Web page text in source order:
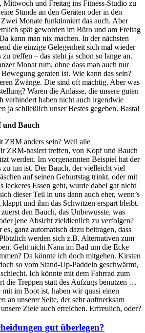
Mittwoch und Freitag ins Fitness-Studio zu
Stunde an den Geräten oder in den
Monate funktioniert das auch. Aber
spät geworden im Büro und am Freitag
kann man nix machen. In der nächsten
die einzige Gelegenheit sich mal wieder
treffen – das steht ja schon so lange an.
Monat rum, ohne dass man auch nur
geraten ist. Wie kann das sein?
Zwänge. Die sind oft mächtig. Aber was
Waren die Anlässe, die unsere guten
verhindert haben nicht auch irgendwie
ja schließlich unser Bestes gegeben. Basta!
Bauch
ZRM anders sein? Weil alle
ZRM-basiert treffen, von Kopf und Bauch
werden. Im vorgenannten Beispiel hat der
zu tun ist. Der Bauch, der vielleicht viel
auf seinen Geburtstag trinkt, oder mit
leckeres Essen geht, wurde dabei gar nicht
dieser Teil in uns dann auch eher, wenn’s
und ihm das Schwitzen erspart bleibt.
den Bauch, das Unbewusste, was
jene Absicht zieldienlich zu verfolgen?
ganz automatisch dazu beitragen, dass
werden sich z.B. Alternativen zum
Geht nicht Nana im Bad um die Ecke
Da könnte ich doch mitgehen. Kirsten
so vom Stand-Up-Paddeln geschwärmt,
Ich könnte mit dem Fahrrad zum
die Treppen statt des Aufzugs benutzen …
mit im Boot ist, haben wir quasi einen
an unserer Seite, der sehr aufmerksam
Ziele auch erreichen. Erfreulich, oder?
gut überlegen?